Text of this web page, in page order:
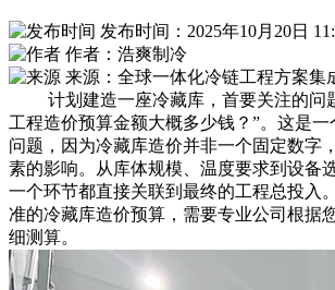
发布时间：2025年10月20日
作者：浩爽制冷
来源：全球一体化冷链工程方案集
计划建造一座冷藏库，首要关注的问
工程造价预算金额大概多少钱？”。这是
问题，因为冷藏库造价并非一个固定数字
素的影响。从库体规模、温度要求到设备
一个环节都直接关联到最终的工程总投入
准的冷藏库造价预算，需要专业公司根据
细测算。